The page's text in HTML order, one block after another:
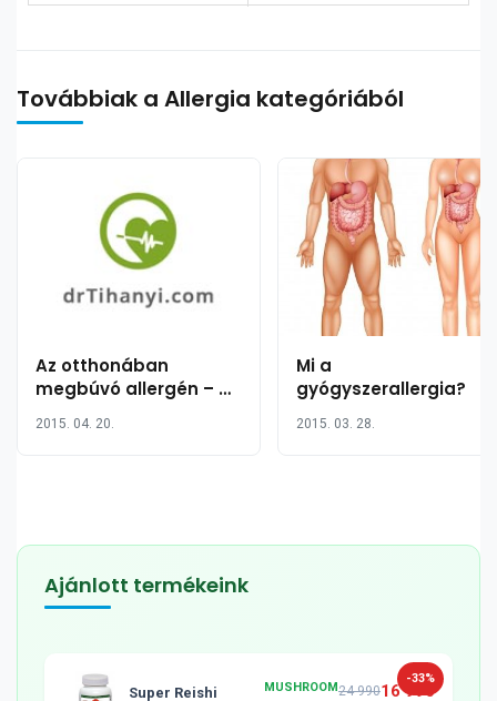
Továbbiak a Allergia kategóriából
Az otthonában
megbúvó allergén – a
2015. 04. 20.
Mi a
gyógyszerallergia?
2015. 03. 28.
Ajánlott termékeink
-33%
Super Reishi
MUSHROOM24 99016 990